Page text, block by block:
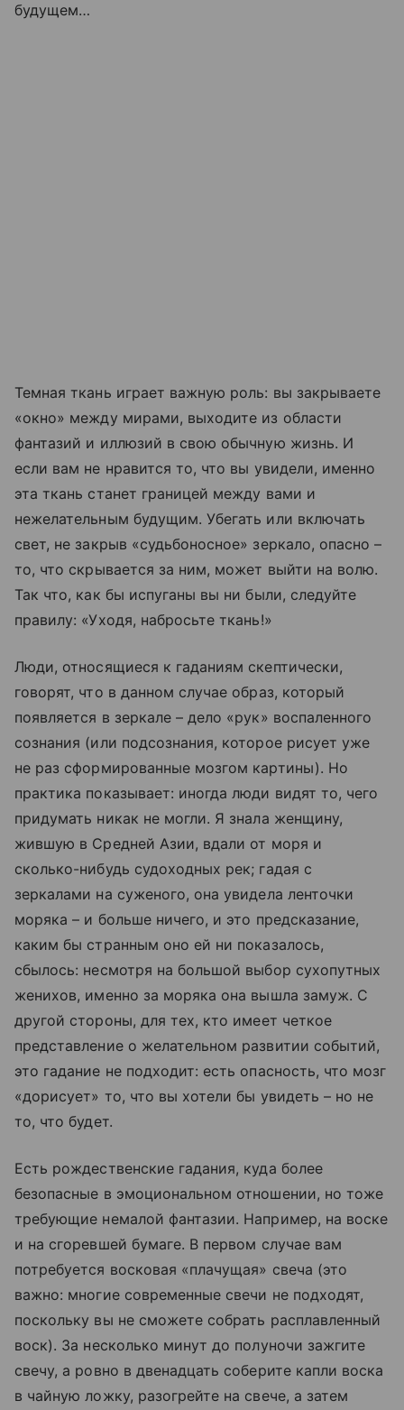
будущем…
Темная ткань играет важную роль: вы закрываете
«окно» между мирами, выходите из области
фантазий и иллюзий в свою обычную жизнь. И
если вам не нравится то, что вы увидели, именно
эта ткань станет границей между вами и
нежелательным будущим. Убегать или включать
свет, не закрыв «судьбоносное» зеркало, опасно –
то, что скрывается за ним, может выйти на волю.
Так что, как бы испуганы вы ни были, следуйте
правилу: «Уходя, набросьте ткань!»
Люди, относящиеся к гаданиям скептически,
говорят, что в данном случае образ, который
появляется в зеркале – дело «рук» воспаленного
сознания (или подсознания, которое рисует уже
не раз сформированные мозгом картины). Но
практика показывает: иногда люди видят то, чего
придумать никак не могли. Я знала женщину,
жившую в Средней Азии, вдали от моря и
сколько-нибудь судоходных рек; гадая с
зеркалами на суженого, она увидела ленточки
моряка – и больше ничего, и это предсказание,
каким бы странным оно ей ни показалось,
сбылось: несмотря на большой выбор сухопутных
женихов, именно за моряка она вышла замуж. С
другой стороны, для тех, кто имеет четкое
представление о желательном развитии событий,
это гадание не подходит: есть опасность, что мозг
«дорисует» то, что вы хотели бы увидеть – но не
то, что будет.
Есть рождественские гадания, куда более
безопасные в эмоциональном отношении, но тоже
требующие немалой фантазии. Например, на воске
и на сгоревшей бумаге. В первом случае вам
потребуется восковая «плачущая» свеча (это
важно: многие современные свечи не подходят,
поскольку вы не сможете собрать расплавленный
воск). За несколько минут до полуночи зажгите
свечу, а ровно в двенадцать соберите капли воска
в чайную ложку, разогрейте на свече, а затем